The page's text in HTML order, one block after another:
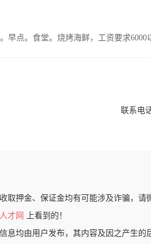
早点。食堂。烧烤海鲜，工资要求6000
联系电
取押金、保证金均有可能涉及诈骗，请
才网
上看到的！
息均由用户发布，其内容及因之产生的